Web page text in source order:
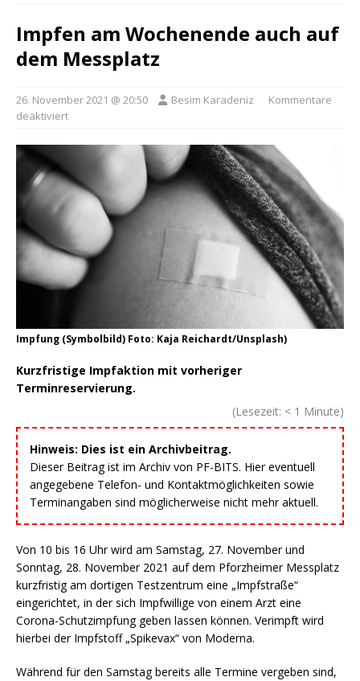
Impfen am Wochenende auch auf
dem Messplatz
26. November 2021 @ 20:50 Besim Karadeniz
Kommentare
deaktiviert
Impfung (Symbolbild) Foto: Kaja Reichardt/Unsplash)
Kurzfristige Impfaktion mit vorheriger
Terminreservierung.
(Lesezeit: < 1 Minute)
Hinweis: Dies ist ein Archivbeitrag.
Dieser Beitrag ist im Archiv von PF-BITS. Hier eventuell
angegebene Telefon- und Kontaktmöglichkeiten sowie
Terminangaben sind möglicherweise nicht mehr aktuell.
Von 10 bis 16 Uhr wird am Samstag, 27. November und
Sonntag, 28. November 2021 auf dem Pforzheimer Messplatz
kurzfristig am dortigen Testzentrum eine „Impfstraße“
eingerichtet, in der sich Impfwillige von einem Arzt eine
Corona-Schutzimpfung geben lassen können. Verimpft wird
hierbei der Impfstoff „Spikevax“ von Moderna.
Während für den Samstag bereits alle Termine vergeben sind,